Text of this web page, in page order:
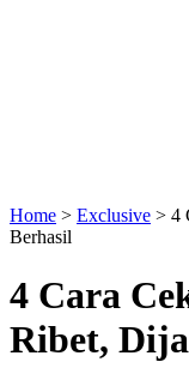
Home > Exclusive > 4
Berhasil
4 Cara
Ribet,